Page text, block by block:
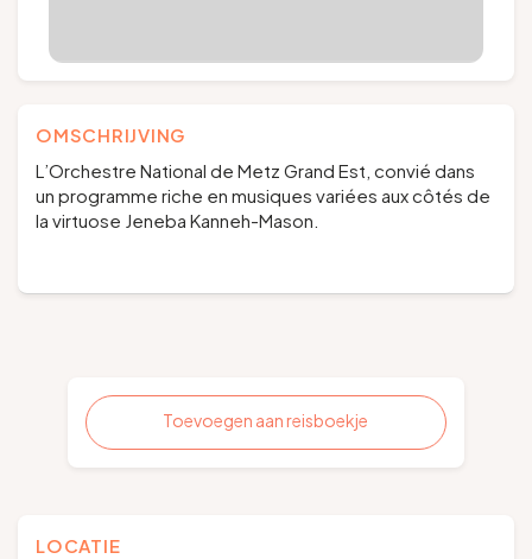
OMSCHRIJVING
L’Orchestre National de Metz Grand Est, convié dans
un programme riche en musiques variées aux côtés de
la virtuose Jeneba Kanneh-Mason.
Toevoegen aan reisboekje
LOCATIE